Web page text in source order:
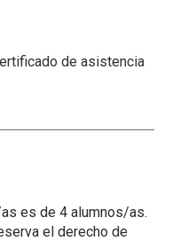
de asistencia
es de 4 alumnos/as.
el derecho de